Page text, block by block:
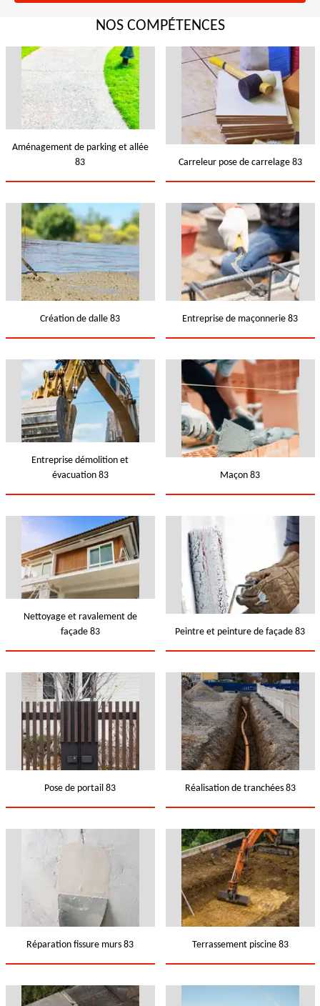
NOS COMPÉTENCES
Aménagement de parking et allée
83
Carreleur pose de carrelage 83
Création de dalle 83 Entreprise de maçonnerie 83
Entreprise démolition et
évacuation 83
Maçon 83
Nettoyage et ravalement de
façade 83
Peintre et peinture de façade 83
Pose de portail 83 Réalisation de tranchées 83
Réparation fissure murs 83 Terrassement piscine 83